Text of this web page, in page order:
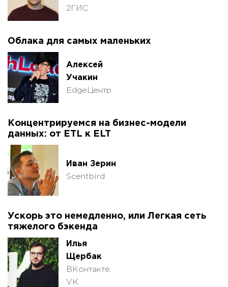
2ГИС
Облака для самых маленьких
Алексей
Учакин
EdgeЦентр
Концентрируемся на бизнес-модели
данных: от ETL к ELT
Иван Зерин
Scentbird
Ускорь это немедленно, или Легкая сеть
тяжелого бэкенда
Илья
Щербак
ВКонтакте,
VK